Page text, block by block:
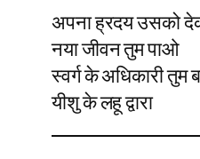
अपना ह्रदय उसको
नया जीवन तुम पाओ
स्वर्ग के अधिकारी तुम
यीशु के लहू द्वारा